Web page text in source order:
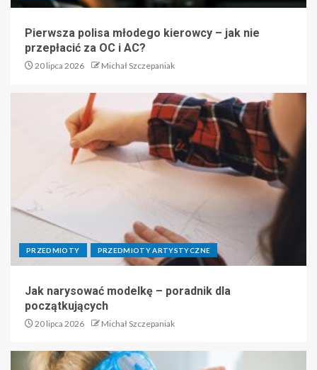
Pierwsza polisa młodego kierowcy – jak nie
przepłacić za OC i AC?
20 lipca 2026 Michał Szczepaniak
PRZEDMIOTY PRZEDMIOTY ARTYSTYCZNE
Jak narysować modelkę – poradnik dla
początkujących
20 lipca 2026 Michał Szczepaniak